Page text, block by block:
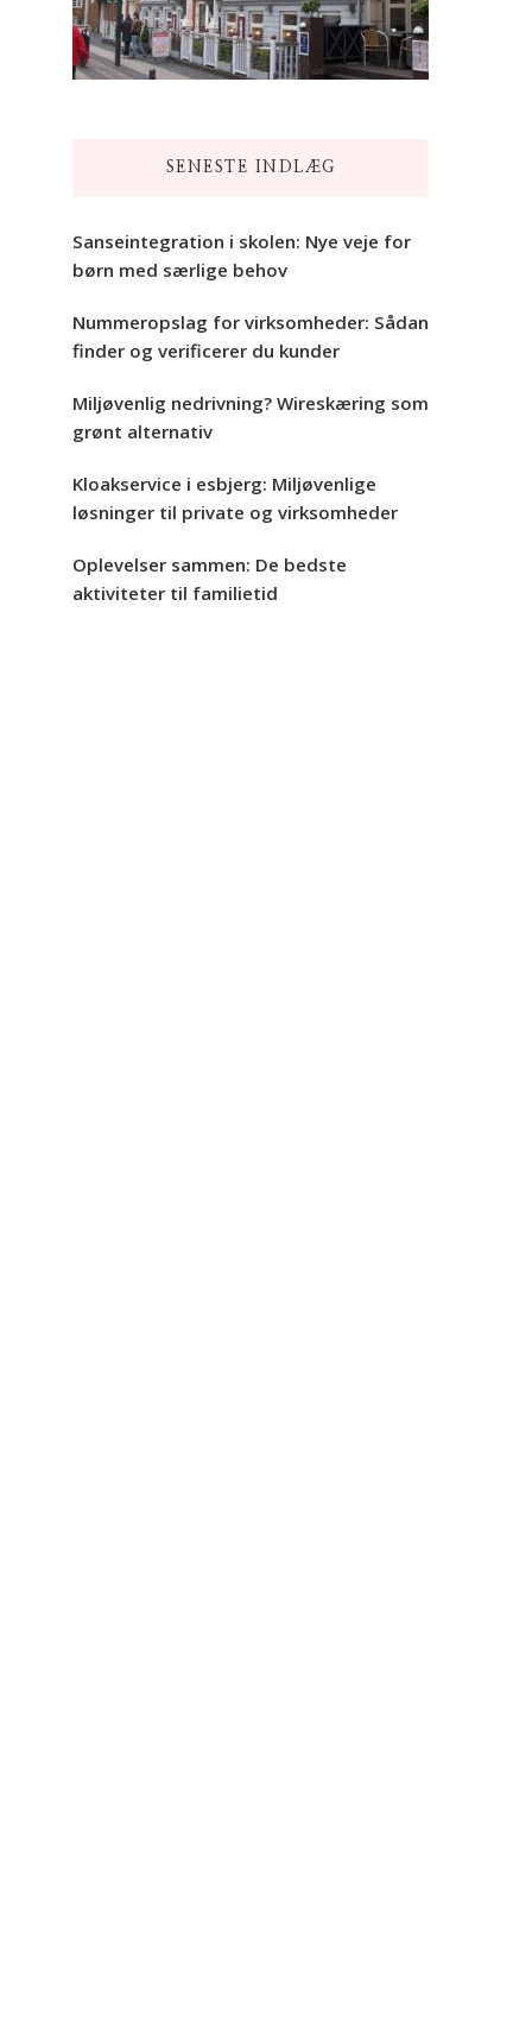
SENESTE INDLÆG
Sanseintegration i skolen: Nye veje for
børn med særlige behov
Nummeropslag for virksomheder: Sådan
finder og verificerer du kunder
Miljøvenlig nedrivning? Wireskæring som
grønt alternativ
Kloakservice i esbjerg: Miljøvenlige
løsninger til private og virksomheder
Oplevelser sammen: De bedste
aktiviteter til familietid